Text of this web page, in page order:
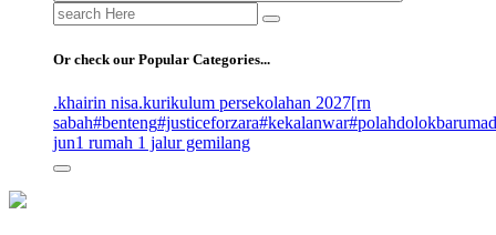
Search
for:
Or check our Popular Categories...
.khairin nisa.kurikulum persekolahan 2027[rn
sabah#benteng#justiceforzara#kekalanwar
jun1 rumah 1 jalur gemilang